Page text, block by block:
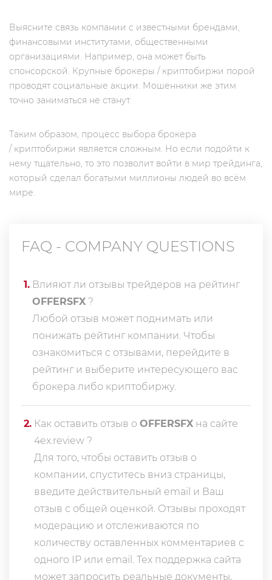
Выясните связь компании с известными брендами,
финансовыми институтами, общественными
организациями. Например, она может быть
спонсорской. Крупные брокеры / криптобиржи порой
проводят социальные акции. Мошенники же этим
точно заниматься не станут.
Таким образом, процесс выбора брокера
/ криптобиржи является сложным. Но если подойти к
нему тщательно, то это позволит войти в мир трейдинга,
который сделал богатыми миллионы людей во всём
мире.
FAQ - COMPANY QUESTIONS
1. Влияют ли отзывы трейдеров на рейтинг
OFFERSFX ?
Любой отзыв может поднимать или
понижать рейтинг компании. Чтобы
ознакомиться с отзывами, перейдите в
рейтинг и выберите интересующего вас
брокера либо криптобиржу.
2. Как оставить отзыв о OFFERSFX на сайте
4ex.review ?
Для того, чтобы оставить отзыв о
компании, спуститесь вниз страницы,
введите действительный email и Ваш
отзыв с общей оценкой. Отзывы проходят
модерацию и отслеживаются по
количеству оставленных комментариев с
одного IP или email. Тех поддержка сайта
может запросить реальные документы,